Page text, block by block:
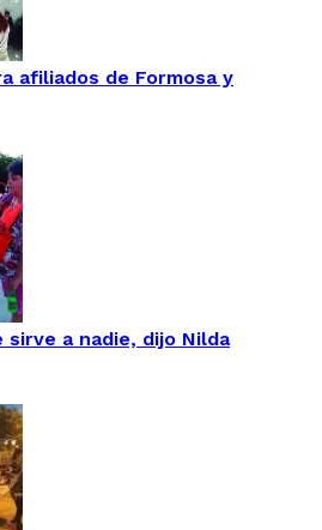
afiliados de Formosa y
sirve a nadie, dijo Nilda